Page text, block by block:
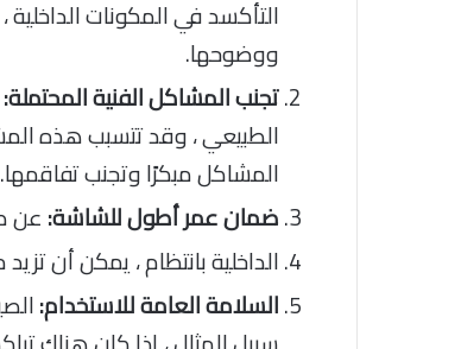
التأكسد في المكونات
ووضوحها.
تجنب المشاكل الفنية المحتملة:
الطبيعي ، وقد تتسبب هذه
المشاكل مبكرًا وتجنب تفاقمها.
ضمان عمر أطول للشاشة:عن
الداخلية بانتظام ، يمكن أن
السلامة العامة للاستخدام: